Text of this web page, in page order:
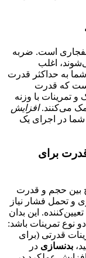
است. ضربه
اغلب
به حداکثر قدرت
که قدرت
و تمرینات با وزنه
می‌کنند.افزایش
شما در اجرای یک
برای
بین حجم و قدرت
و تحمل فشار نیاز
این بدان
نوع تمرینات باشد:
قدرتی (برای
بدنسازی در